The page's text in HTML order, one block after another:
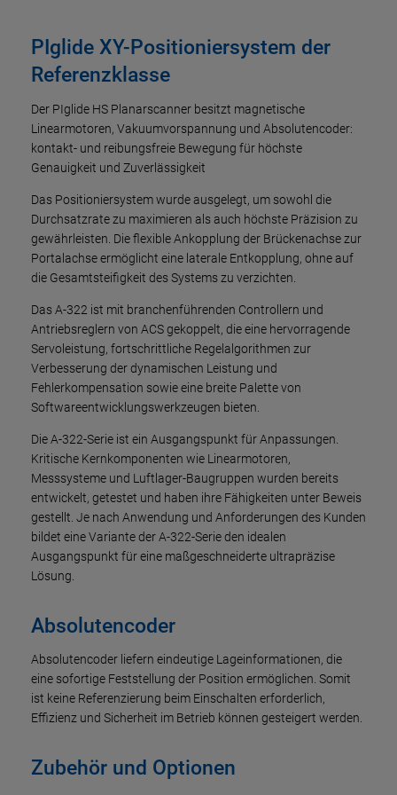
PIglide XY-Positioniersystem der
Referenzklasse
Der PIglide HS Planarscanner besitzt magnetische
Linearmotoren, Vakuumvorspannung und Absolutencoder:
kontakt- und reibungsfreie Bewegung für höchste
Genauigkeit und Zuverlässigkeit
Das Positioniersystem wurde ausgelegt, um sowohl die
Durchsatzrate zu maximieren als auch höchste Präzision zu
gewährleisten. Die flexible Ankopplung der Brückenachse zur
Portalachse ermöglicht eine laterale Entkopplung, ohne auf
die Gesamtsteifigkeit des Systems zu verzichten.
Das A-322 ist mit branchenführenden Controllern und
Antriebsreglern von ACS gekoppelt, die eine hervorragende
Servoleistung, fortschrittliche Regelalgorithmen zur
Verbesserung der dynamischen Leistung und
Fehlerkompensation sowie eine breite Palette von
Softwareentwicklungswerkzeugen bieten.
Die A-322-Serie ist ein Ausgangspunkt für Anpassungen.
Kritische Kernkomponenten wie Linearmotoren,
Messsysteme und Luftlager-Baugruppen wurden bereits
entwickelt, getestet und haben ihre Fähigkeiten unter Beweis
gestellt. Je nach Anwendung und Anforderungen des Kunden
bildet eine Variante der A-322-Serie den idealen
Ausgangspunkt für eine maßgeschneiderte ultrapräzise
Lösung.
Absolutencoder
Absolutencoder liefern eindeutige Lageinformationen, die
eine sofortige Feststellung der Position ermöglichen. Somit
ist keine Referenzierung beim Einschalten erforderlich,
Effizienz und Sicherheit im Betrieb können gesteigert werden.
Zubehör und Optionen